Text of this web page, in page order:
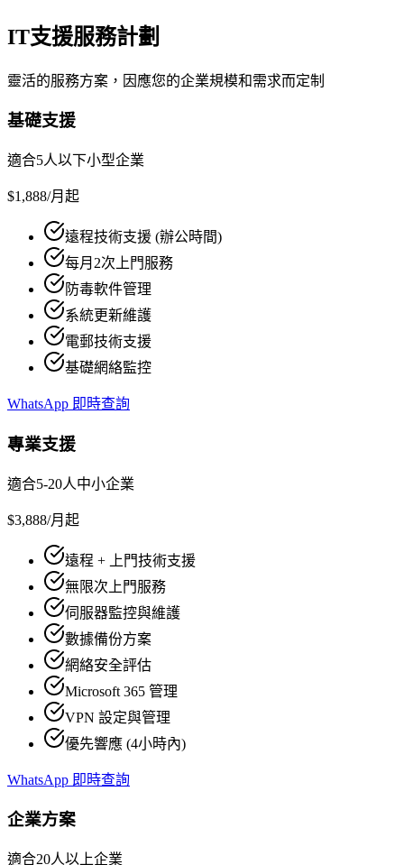
IT支援服務計劃
靈活的服務方案，因應您的企業規模和需求而定制
基礎支援
適合5人以下小型企業
$1,888/月起
遠程技術支援 (辦公時間)
每月2次上門服務
防毒軟件管理
系統更新維護
電郵技術支援
基礎網絡監控
WhatsApp 即時查詢
專業支援
適合5-20人中小企業
$3,888/月起
遠程 + 上門技術支援
無限次上門服務
伺服器監控與維護
數據備份方案
網絡安全評估
Microsoft 365 管理
VPN 設定與管理
優先響應 (4小時內)
WhatsApp 即時查詢
企業方案
適合20人以上企業